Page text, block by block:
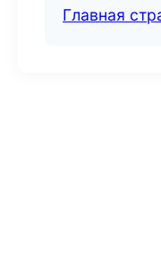
Главная